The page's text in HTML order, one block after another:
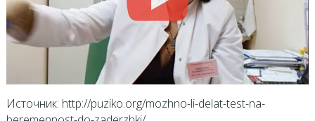
Источник: http://puziko.org/mozhno-li-delat-test-na-